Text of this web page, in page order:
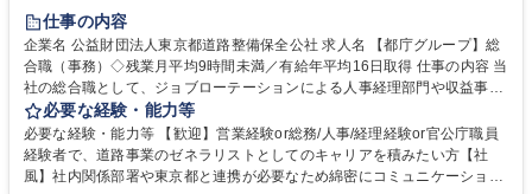
研修あり
退職金あり
駅近5分以内
資格取得手当あり 食事補助あり
仕事の内容
企業名 公益財団法人東京都道路整備保全公社 求人名 【都庁グループ】総
合職（事務）◇残業月平均9時間未満／有給年平均16日取得 仕事の内容 当
社の総合職として、ジョブローテーションによる人事経理部門や収益事業
等のフロント部門の部署等幅広い部署での業務をお任せいたします。研修
制度やキャリア支援が充実しております！ ※下記業務詳細 【業務詳細】■
管理部門：広報、人事、経理など当公社の運営に係る管理業務 ■収益部
門：駐車場の新規開拓、管理運営、新宿駅西口広場の「イベントコーナ
必要な経験・能力等
必要な経験・能力等 【歓迎】営業経験or総務/人事/経理経験or官公庁職員
経験者で、道路事業のゼネラリストとしてのキャリアを積みたい方【社
風】社内関係部署や東京都と連携が必要なため綿密にコミュニケーション